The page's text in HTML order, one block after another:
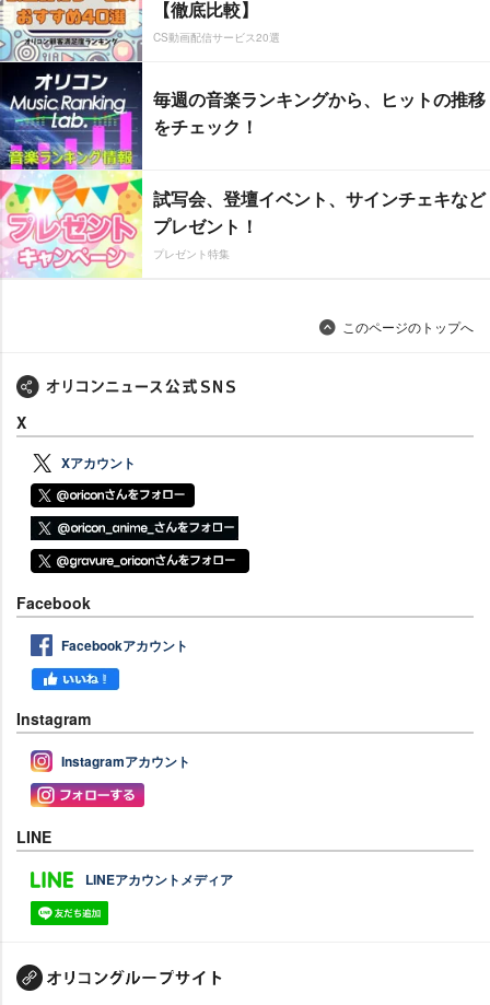
【徹底比較】
CS動画配信サービス20選
毎週の音楽ランキングから、ヒットの推移
をチェック！
試写会、登壇イベント、サインチェキなど
プレゼント！
プレゼント特集
このページのトップへ
X
Xアカウント
Facebook
Facebookアカウント
Instagram
Instagramアカウント
LINE
LINEアカウントメディア